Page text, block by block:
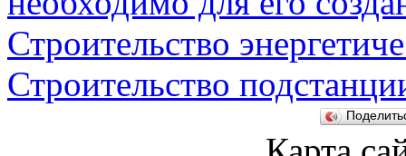
Строительство
Строительство